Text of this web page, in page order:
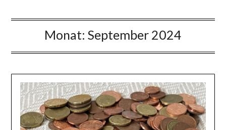
Monat: September 2024